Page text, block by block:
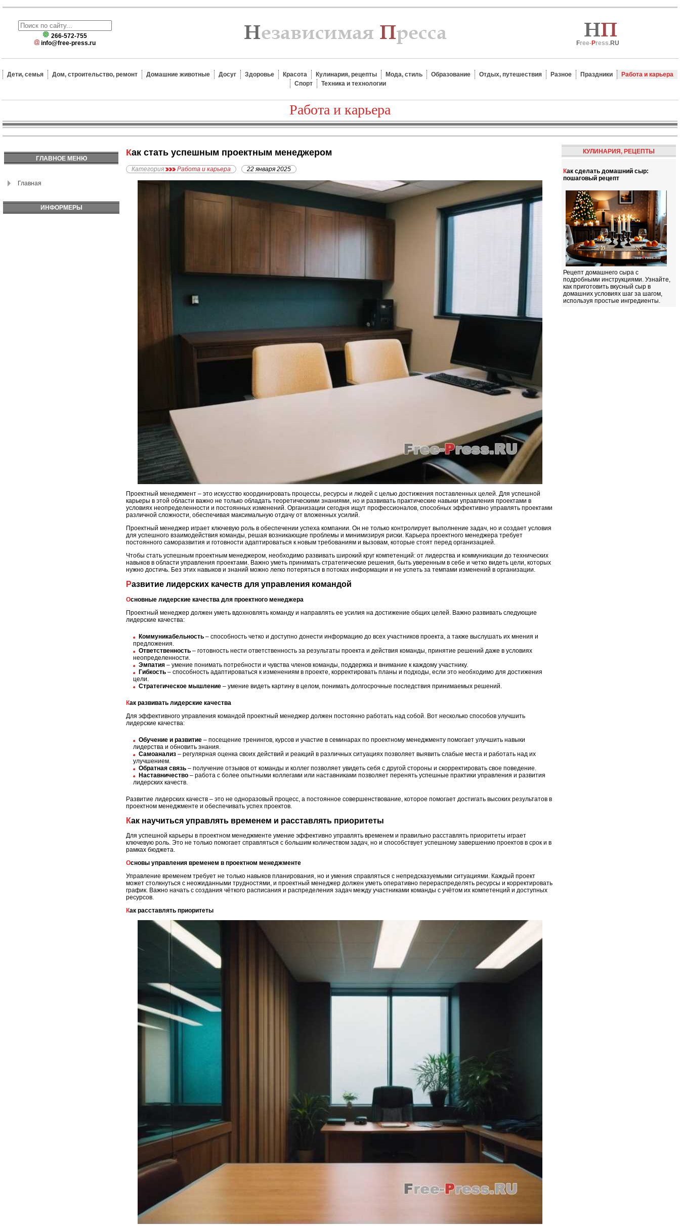
266-572-755
info@free-press.ru
Free-Press.RU
Дети, семья Дом, строительство, ремонт Домашние животные Досуг Здоровье Красота Кулинария, рецепты Мода, стиль Образование Отдых, путешествия Разное Праздники
Работа и карьера
Спорт
Техника и технологии
Работа и карьера
ГЛАВНОЕ МЕНЮ
Главная
ИНФОРМЕРЫ
Как стать успешным проектным менеджером
Категория Работа и карьера 22 января 2025
Проектный менеджмент – это искусство координировать процессы, ресурсы и людей с целью достижения поставленных целей. Для успешной
карьеры в этой области важно не только обладать теоретическими знаниями, но и развивать практические навыки управления проектами в
условиях неопределенности и постоянных изменений. Организации сегодня ищут профессионалов, способных эффективно управлять проектами
различной сложности, обеспечивая максимальную отдачу от вложенных усилий.
Проектный менеджер играет ключевую роль в обеспечении успеха компании. Он не только контролирует выполнение задач, но и создает условия
для успешного взаимодействия команды, решая возникающие проблемы и минимизируя риски. Карьера проектного менеджера требует
постоянного саморазвития и готовности адаптироваться к новым требованиям и вызовам, которые стоят перед организацией.
Чтобы стать успешным проектным менеджером, необходимо развивать широкий круг компетенций: от лидерства и коммуникации до технических
навыков в области управления проектами. Важно уметь принимать стратегические решения, быть уверенным в себе и четко видеть цели, которых
нужно достичь. Без этих навыков и знаний можно легко потеряться в потоках информации и не успеть за темпами изменений в организации.
Развитие лидерских качеств для управления командой
Основные лидерские качества для проектного менеджера
Проектный менеджер должен уметь вдохновлять команду и направлять ее усилия на достижение общих целей. Важно развивать следующие
лидерские качества:
Коммуникабельность – способность четко и доступно донести информацию до всех участников проекта, а также выслушать их мнения и
предложения.
Ответственность – готовность нести ответственность за результаты проекта и действия команды, принятие решений даже в условиях
неопределенности.
Эмпатия – умение понимать потребности и чувства членов команды, поддержка и внимание к каждому участнику.
Гибкость – способность адаптироваться к изменениям в проекте, корректировать планы и подходы, если это необходимо для достижения
цели.
Стратегическое мышление – умение видеть картину в целом, понимать долгосрочные последствия принимаемых решений.
Как развивать лидерские качества
Для эффективного управления командой проектный менеджер должен постоянно работать над собой. Вот несколько способов улучшить
лидерские качества:
Обучение и развитие – посещение тренингов, курсов и участие в семинарах по проектному менеджменту помогает улучшить навыки
лидерства и обновить знания.
Самоанализ – регулярная оценка своих действий и реакций в различных ситуациях позволяет выявить слабые места и работать над их
улучшением.
Обратная связь – получение отзывов от команды и коллег позволяет увидеть себя с другой стороны и скорректировать свое поведение.
Наставничество – работа с более опытными коллегами или наставниками позволяет перенять успешные практики управления и развития
лидерских качеств.
Развитие лидерских качеств – это не одноразовый процесс, а постоянное совершенствование, которое помогает достигать высоких результатов в
проектном менеджменте и обеспечивать успех проектов.
Как научиться управлять временем и расставлять приоритеты
Для успешной карьеры в проектном менеджменте умение эффективно управлять временем и правильно расставлять приоритеты играет
ключевую роль. Это не только помогает справляться с большим количеством задач, но и способствует успешному завершению проектов в срок и в
рамках бюджета.
Основы управления временем в проектном менеджменте
Управление временем требует не только навыков планирования, но и умения справляться с непредсказуемыми ситуациями. Каждый проект
может столкнуться с неожиданными трудностями, и проектный менеджер должен уметь оперативно перераспределять ресурсы и корректировать
график. Важно начать с создания чёткого расписания и распределения задач между участниками команды с учётом их компетенций и доступных
ресурсов.
Как расставлять приоритеты
КУЛИНАРИЯ, РЕЦЕПТЫ
Как сделать домашний сыр:
пошаговый рецепт
Рецепт домашнего сыра с
подробными инструкциями. Узнайте,
как приготовить вкусный сыр в
домашних условиях шаг за шагом,
используя простые ингредиенты.